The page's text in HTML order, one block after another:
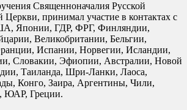
Священноначалия Русской
Церкви, принимал участие в контактах с
Японии, ГДР, ФРГ, Финляндии,
Великобритании, Бельгии,
Испании, Норвегии, Исландии,
Словакии, Эфиопии, Австралии, Новой
Таиланда, Шри-Ланки, Лаоса,
Конго, Заира, Аргентины, Чили,
ЮАР, Греции.